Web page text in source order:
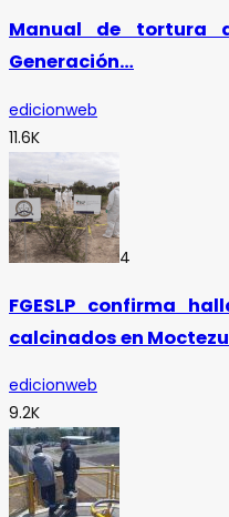
Manual de tortura
Generación…
edicionweb
11.6K
4
FGESLP confirma
calcinados en
edicionweb
9.2K